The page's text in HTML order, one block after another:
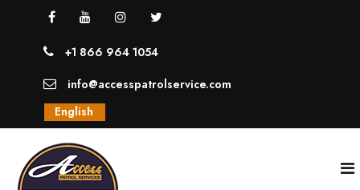
+1 866 964 1054
info@accesspatrolservice.com
English